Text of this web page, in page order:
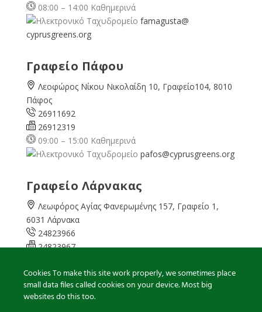
08:00 – 14:00 Καθημερινά
famagusta@
cyprusgreens.org
Γραφείο Πάφου
Λεοφώρος Νίκου Νικολαίδη 10, Γραφείο104, 8010
Πάφος
26911692
26912319
09:00 – 15:00 Καθημερινά
pafos@cyprusgreens.org
Γραφείο Λάρνακας
Λεωφόρος Αγίας Φανερωμένης 157, Γραφείο 1,
6031 Λάρνακα
24823966
24823967
larnaka@cyprusgreens.
org
Cookies To make this site work properly, we sometimes place
small data files called cookies on your device. Most big
websites do this too.